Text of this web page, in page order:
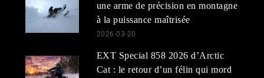
une arme de précision en montagne
à la puissance maîtrisée
2026-03-20
EXT Special 858 2026 d’Arctic
Cat : le retour d’un félin qui mord